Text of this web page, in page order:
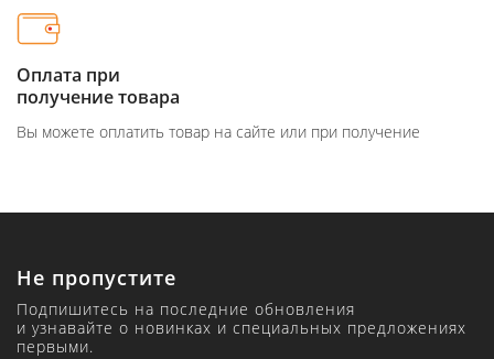
Оплата при
получение товара
Вы можете оплатить товар на сайте или при получение
Не пропустите
Подпишитесь на последние обновления
и узнавайте о новинках и специальных предложениях
первыми.